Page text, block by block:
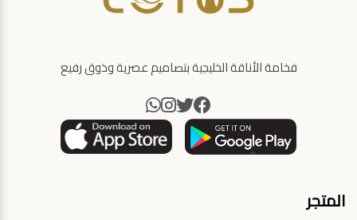
فخامة الأناقة الخليجية بتصاميم عصرية وذوق رفيع
المتجر